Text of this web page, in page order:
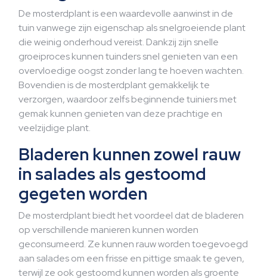
De mosterdplant is een waardevolle aanwinst in de
tuin vanwege zijn eigenschap als snelgroeiende plant
die weinig onderhoud vereist. Dankzij zijn snelle
groeiproces kunnen tuinders snel genieten van een
overvloedige oogst zonder lang te hoeven wachten.
Bovendien is de mosterdplant gemakkelijk te
verzorgen, waardoor zelfs beginnende tuiniers met
gemak kunnen genieten van deze prachtige en
veelzijdige plant.
Bladeren kunnen zowel rauw
in salades als gestoomd
gegeten worden
De mosterdplant biedt het voordeel dat de bladeren
op verschillende manieren kunnen worden
geconsumeerd. Ze kunnen rauw worden toegevoegd
aan salades om een frisse en pittige smaak te geven,
terwijl ze ook gestoomd kunnen worden als groente